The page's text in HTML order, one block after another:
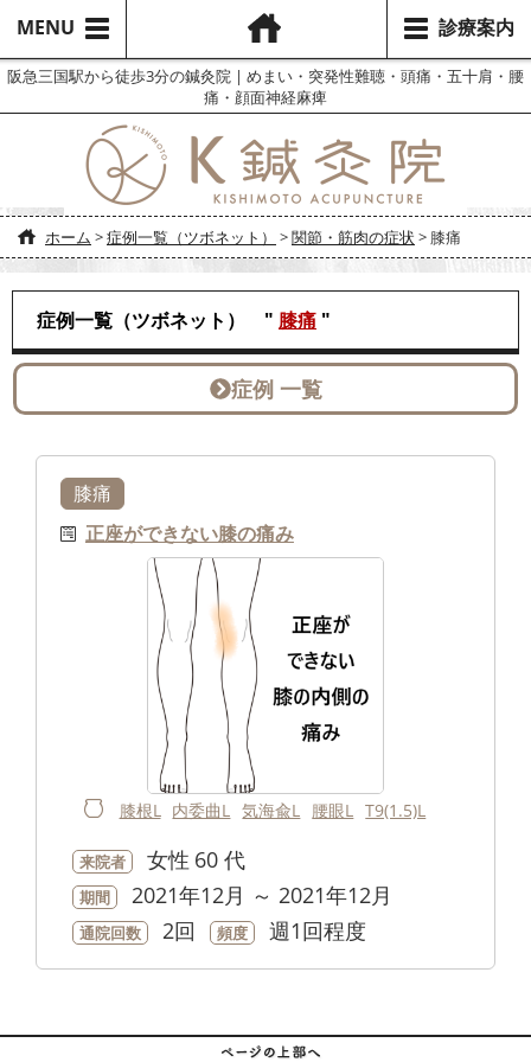
MENU 診療案内
阪急三国駅から徒歩3分の鍼灸院 | めまい・突発性難聴・頭痛・五十肩・腰
痛・顔面神経麻痺
ホーム >症例一覧（ツボネット） >関節・筋肉の症状 > 膝痛
症例一覧（ツボネット） " 膝痛 "
症例 一覧
膝痛
正座ができない膝の痛み
膝根L 内委曲L 気海兪L 腰眼L T9(1.5)L
来院者 女性 60 代
期間 2021年12月 ～ 2021年12月
通院回数 2回 頻度 週1回程度